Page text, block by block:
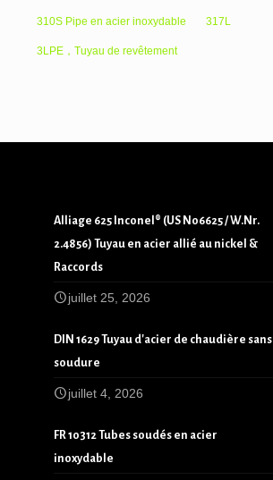
310S Pipe en acier inoxydable 317L
3LPE，Tuyau de revêtement
Alliage 625 Inconel® (US N06625 / W.Nr.
2.4856) Tuyau en acier allié au nickel &
Raccords
juillet 25, 2026
DIN 1629 Tuyau d'acier de chaudière sans
soudure
juillet 4, 2026
FR 10312 Tubes soudés en acier
inoxydable